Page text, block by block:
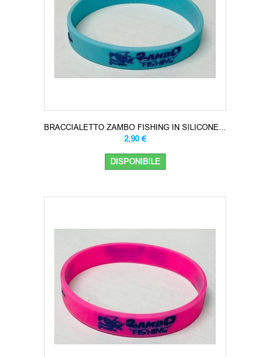
BRACCIALETTO ZAMBO FISHING IN SILICONE...
2,90 €
DISPONIBILE